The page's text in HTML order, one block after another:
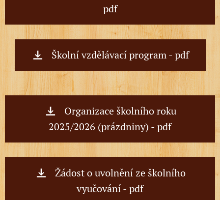
pdf
Školní vzdělávací program - pdf
Organizace školního roku
2025/2026 (prázdniny) - pdf
Žádost o uvolnění ze školního
vyučování - pdf